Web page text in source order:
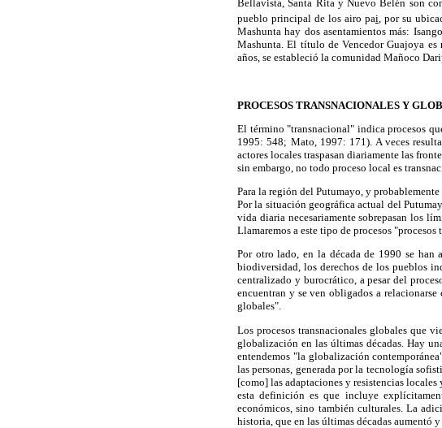
Bellavista, Santa Rita y Nuevo Belén son
pueblo principal de los airo pai, por su
Mashunta hay dos asentamientos más:
Mashunta. El título de Vencedor Guajoya es
años, se estableció la comunidad Mañoco
PROCESOS TRANSNACIONALES Y
El término "transnacional" indica procesos
1995: 548; Mato, 1997: 171). A veces
actores locales traspasan diariamente las
sin embargo, no todo proceso local es
Para la región del Putumayo, y
Por la situación geográfica actual del
vida diaria necesariamente sobrepasan los
Llamaremos a este tipo de procesos
Por otro lado, en la década de 1990 se han
biodiversidad, los derechos de los pueblos
centralizado y burocrático, a pesar del
encuentran y se ven obligados a
globales".
Los procesos transnacionales globales que
globalización en las últimas décadas. Hay
entendemos "la globalización
las personas, generada por la tecnología
[como] las adaptaciones y resistencias
esta definición es que incluye
económicos, sino también culturales. La
historia, que en las últimas décadas aumentó